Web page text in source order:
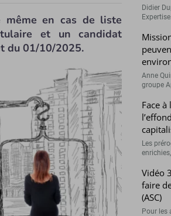
même en cas de liste
et un candidat
du 01/10/2025.
Didier
Anne
groupe
Face à
Les
Vidéo
faire
(ASC)
Pour les